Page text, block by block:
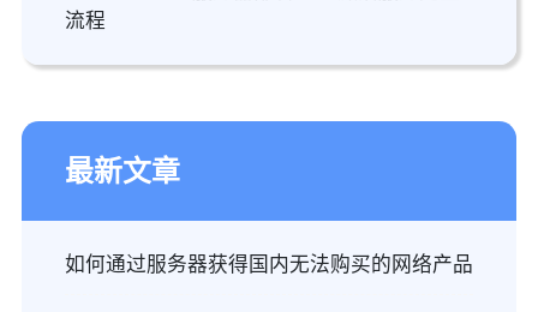
流程
最新文章
如何通过服务器获得国内无法购买的网络产品